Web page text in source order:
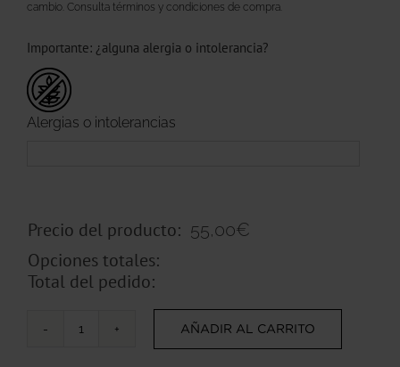
cambio. Consulta términos y condiciones de compra.
Importante: ¿alguna alergia o intolerancia?
Alergias o intolerancias
Precio del producto: 55,00€
Opciones totales:
Total del pedido:
EsCena
AÑADIR AL CARRITO